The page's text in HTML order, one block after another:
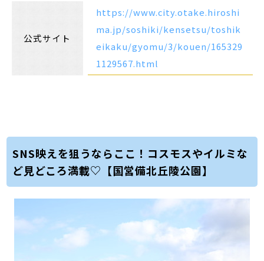
公式サイト
https://www.city.otake.hiroshi
ma.jp/soshiki/kensetsu/toshik
eikaku/gyomu/3/kouen/165329
1129567.html
SNS映えを狙うならここ！コスモスやイルミな
ど見どころ満載♡【国営備北丘陵公園】